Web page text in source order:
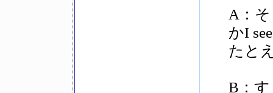
A：
かI
たと
B：